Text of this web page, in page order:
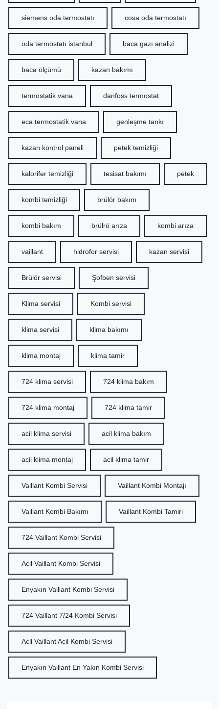
siemens oda termostatı cosa oda termostatı
oda termostatı istanbul baca gazı analizi
baca ölçümü kazan bakımı
termostatik vana danfoss termostat
eca termostatik vana genleşme tankı
kazan kontrol paneli petek temizliği
kalorifer temizliği tesisat bakımı petek
kombi temizliği brülör bakım
kombi bakım brülrö arıza kombi arıza
vaillant hidrofor servisi kazan servisi
Brülör servisi Şofben servisi
Klima servisi Kombi servisi
klima servisi klima bakımı
klima montaj klima tamir
724 klima servisi 724 klima bakım
724 klima montaj 724 klima tamir
acil klima servisi acil klima bakım
acil klima montaj acil klima tamir
Vaillant Kombi Servisi Vaillant Kombi Montajı
Vaillant Kombi Bakımı Vaillant Kombi Tamiri
724 Vaillant Kombi Servisi
Acil Vaillant Kombi Servisi
Enyakın Vaillant Kombi Servisi
724 Vaillant 7/24 Kombi Servisi
Acil Vaillant Acil Kombi Servisi
Enyakın Vaillant En Yakın Kombi Servisi